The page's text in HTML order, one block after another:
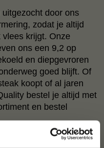
door ons
zodat je altijd
krijgt. Onze
ons een 9,2 op
en diepgevroren
goed blijft. Of
koopt of al jaren
bestel je altijd met
en bestel